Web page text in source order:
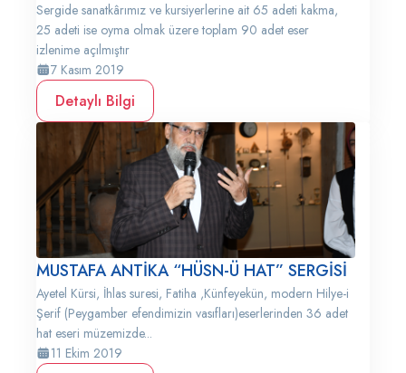
Sergide sanatkârımız ve kursiyerlerine ait 65 adeti kakma,
25 adeti ise oyma olmak üzere toplam 90 adet eser
izlenime açılmıştır
7 Kasım 2019
Detaylı Bilgi
MUSTAFA ANTİKA “HÜSN-Ü HAT” SERGİSİ
Ayetel Kürsi, İhlas suresi, Fatiha ,Künfeyekün, modern Hilye-i
Şerif (Peygamber efendimizin vasıfları)eserlerinden 36 adet
hat eseri müzemizde...
11 Ekim 2019